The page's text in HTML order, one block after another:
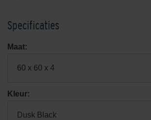
Specificaties
Maat:
60 x 60 x 4
Kleur:
Dusk Black